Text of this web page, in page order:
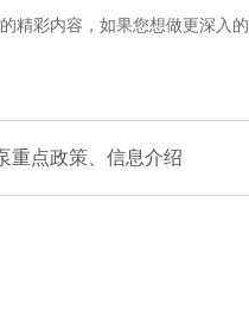
精彩内容，如果您想做更深入
重点政策、信息介绍